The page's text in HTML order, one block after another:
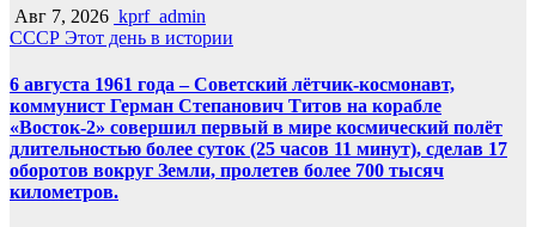
Авг 7, 2026 kprf_admin
СССР Этот день в истории
6 августа 1961 года – Советский лётчик-космонавт,
коммунист Герман Степанович Титов на корабле
«Восток-2» совершил первый в мире космический полёт
длительностью более суток (25 часов 11 минут), сделав 17
оборотов вокруг Земли, пролетев более 700 тысяч
километров.